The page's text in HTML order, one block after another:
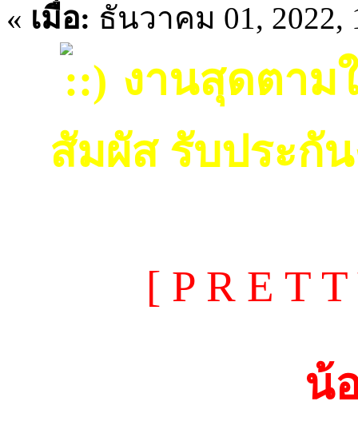
« เมื่อ: ธันวาคม 01, 2022,
งานสุดตาม
สัมผัส รับประ
[ P R E T
น้